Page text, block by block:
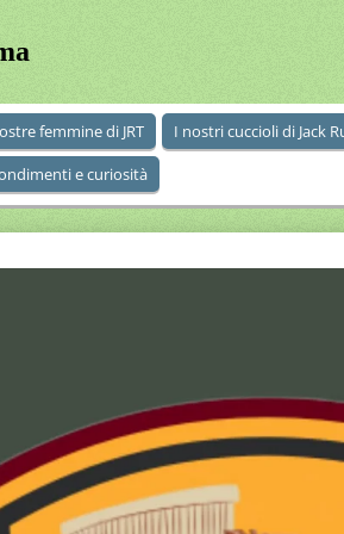
femmine di JRT I nostri cuccioli di Jack
e curiosità